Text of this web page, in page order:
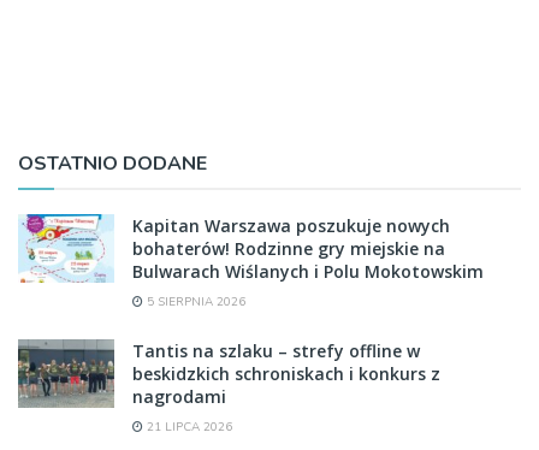
OSTATNIO DODANE
Kapitan Warszawa poszukuje nowych
bohaterów! Rodzinne gry miejskie na
Bulwarach Wiślanych i Polu Mokotowskim
5 SIERPNIA 2026
Tantis na szlaku – strefy offline w
beskidzkich schroniskach i konkurs z
nagrodami
21 LIPCA 2026